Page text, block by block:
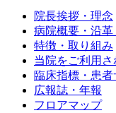
院長挨拶・理念
病院概要・沿革
特徴・取り組み
当院をご利用
臨床指標・患者
広報誌・年報
フロアマップ